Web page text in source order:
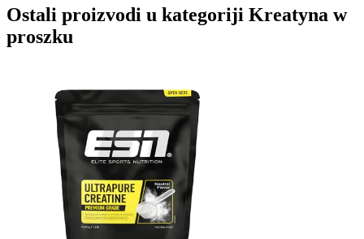
Ostali proizvodi u kategoriji Kreatyna w
proszku